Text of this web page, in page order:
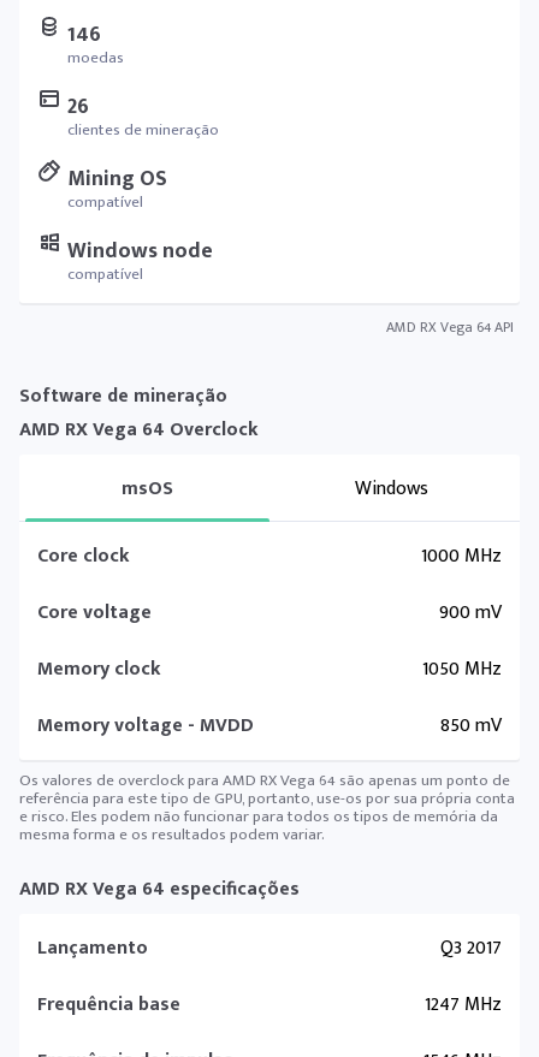
146
moedas
26
clientes de mineração
Mining OS
compatível
Windows node
compatível
AMD RX Vega 64 API
Software de mineração
AMD RX Vega 64 Overclock
msOS
Windows
Core clock
1000 MHz
Core voltage
900 mV
Memory clock
1050 MHz
Memory voltage - MVDD
850 mV
Os valores de overclock para AMD RX Vega 64 são apenas um ponto de
referência para este tipo de GPU, portanto, use-os por sua própria conta
e risco. Eles podem não funcionar para todos os tipos de memória da
mesma forma e os resultados podem variar.
AMD RX Vega 64 especificações
Lançamento
Q3 2017
Frequência base
1247 MHz